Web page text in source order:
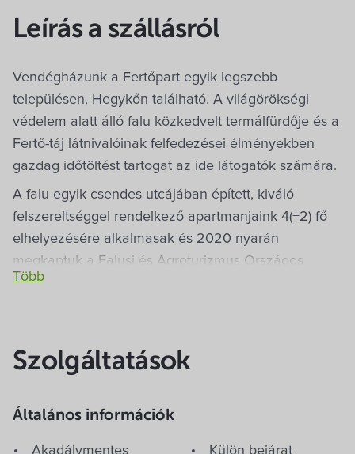
Leírás a szállásról
Vendégházunk a Fertőpart egyik legszebb
településen, Hegykőn található. A világörökségi
védelem alatt álló falu közkedvelt termálfürdője és a
Fertő-táj látnivalóinak felfedezései élményekben
gazdag időtöltést tartogat az ide látogatók számára.
A falu egyik csendes utcájában épített, kiváló
felszereltséggel rendelkező apartmanjaink 4(+2) fő
elhelyezésére alkalmasak és 2020 nyarán
megkaptuk a Falusi és Agroturizmus Országos
Szövetségre által létrehozott 4 napraforgós
figyelmet fordítottunk a Fertőparti települések
építészeti jegyeinek megtartására. Épületeiken
modernitás. A termálfürdőtől 5 perc sétányira
Szolgáltatások
Általános információk
Akadálymentes Külön bejárat